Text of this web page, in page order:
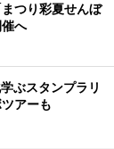
つり彩夏せんぼ
へ
ぶスタンプラリ
アーも